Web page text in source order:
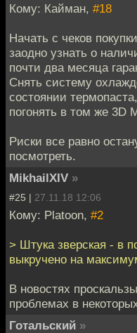
Кому: Кайман, #18
Начать с чеков
заодно узнать о
почти два месяца
Снять систему
состоянии
погонять в том же 3D
Риски все равно
посмотреть.
MikhailXIV »
#25 | 27.11.18 12:06
Кому: Platoon, #2
> Штука зверская - в
выкручено на
В новостях
проблемах в
Готальский »